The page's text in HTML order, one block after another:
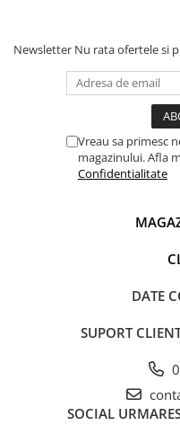
Newsletter Nu rata ofertele si
Vreau sa primesc
magazinului. Afla
Confidentialitate
DATE
SUPORT
SOCIAL